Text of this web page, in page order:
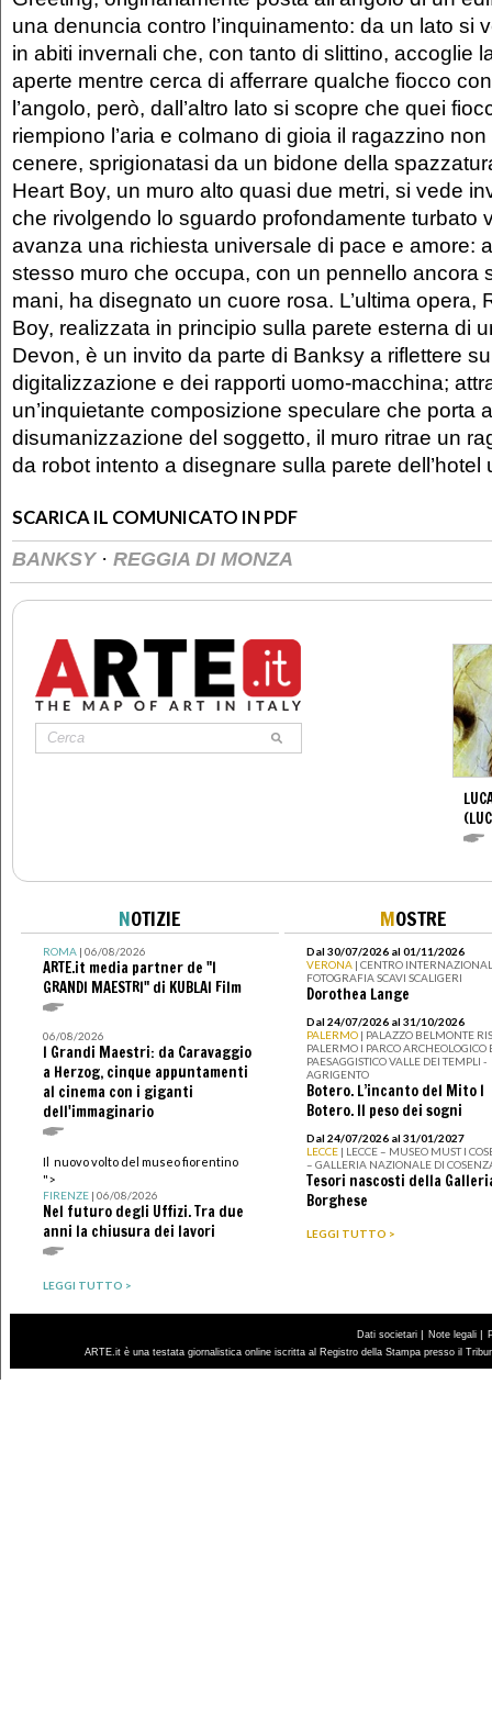
una denuncia contro l’inquinamento: da un lato si
in abiti invernali che, con tanto di slittino, accoglie
aperte mentre cerca di afferrare qualche fiocco
l’angolo, però, dall’altro lato si scopre che quei
riempiono l’aria e colmano di gioia il ragazzino
cenere, sprigionatasi da un bidone della
Heart Boy, un muro alto quasi due metri, si vede
che rivolgendo lo sguardo profondamente turbato
avanza una richiesta universale di pace e amore:
stesso muro che occupa, con un pennello ancora
mani, ha disegnato un cuore rosa. L’ultima opera,
Boy, realizzata in principio sulla parete esterna di
Devon, è un invito da parte di Banksy a riflettere
digitalizzazione e dei rapporti uomo-macchina;
un’inquietante composizione speculare che porta
disumanizzazione del soggetto, il muro ritrae un
da robot intento a disegnare sulla parete dell’hotel
SCARICA IL COMUNICATO IN PDF
BANKSY · REGGIA DI MONZA
NOTIZIE
ROMA| 06/08/2026
ARTE.it media partner de "I
GRANDI MAESTRI" di KUBLAI Film
06/08/2026
I Grandi Maestri: da Caravaggio
a Herzog, cinque appuntamenti
al cinema con i giganti
dell'immaginario
Il nuovo volto del museo fiorentino
">
FIRENZE| 06/08/2026
Nel futuro degli Uffizi. Tra due
anni la chiusura dei lavori
LEGGI TUTTO >
MOSTRE
Dal 30/07/2026 al 01/11/2026
VERONA | CENTRO
FOTOGRAFIA SCAVI SCALIGERI
Dorothea Lange
Dal 24/07/2026 al 31/10/2026
PALERMO | PALAZZO BELMONTE
PALERMO I PARCO ARCHEOLOGICO
PAESAGGISTICO VALLE DEI TEMPLI -
AGRIGENTO
Botero. L’incanto del Mito I
Botero. Il peso dei sogni
Dal 24/07/2026 al 31/01/2027
LECCE | LECCE – MUSEO MUST I
– GALLERIA NAZIONALE DI
Tesori nascosti della
Borghese
LEGGI TUTTO >
Dati societari | Note legali |
ARTE.it è una testata giornalistica online iscritta al Registro della Stampa presso il